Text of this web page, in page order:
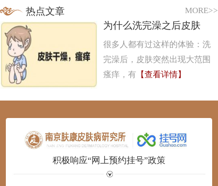
热点文章 MORE>>
为什么洗完澡之后皮肤
很多人都有过这样的体验：洗
完澡后，皮肤突然出现大范围
瘙痒，有 【查看详情】
123456
积极响应“网上预约挂号”政策